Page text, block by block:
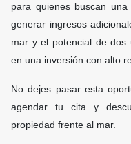
para quienes buscan
generar ingresos
mar y el potencial de dos
en una inversión con alto
No dejes pasar esta
agendar tu cita y
propiedad frente al mar.